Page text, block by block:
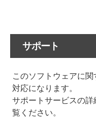
サポート
このソフトウェアに
対応になります。
サポートサービスの詳
覧ください。